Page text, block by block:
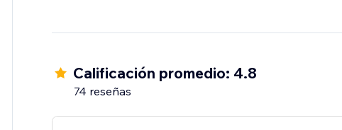
Calificación promedio: 4.8
74 reseñas